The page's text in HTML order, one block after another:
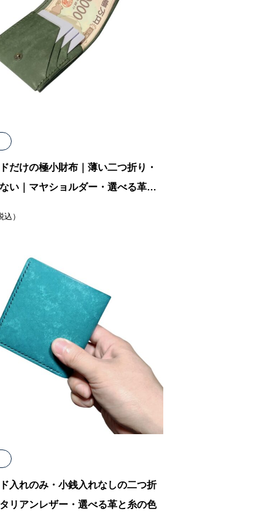
だけの極小財布｜薄い二つ折り・
い｜マヤショルダー・選べる革と
込）
入れのみ・小銭入れなしの二つ折
リアンレザー・選べる革と糸の色